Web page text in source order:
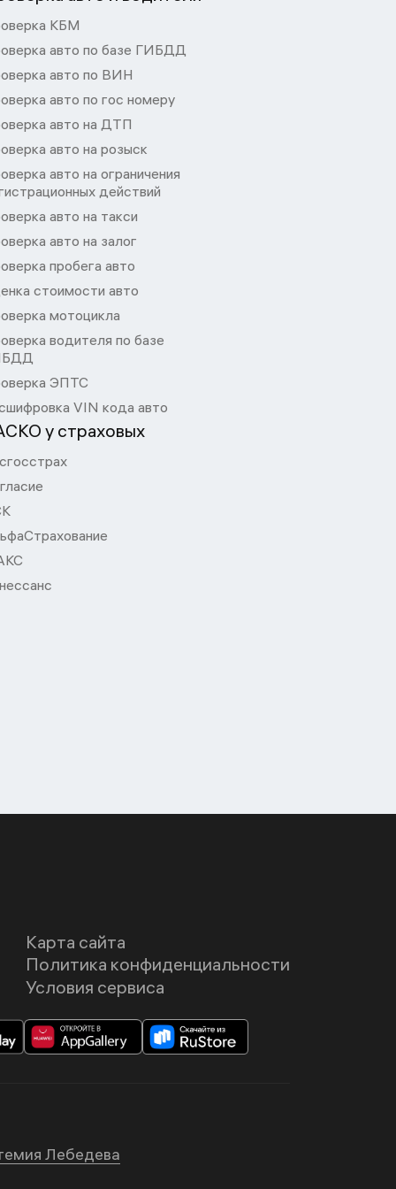
КБМ
авто по базе ГИБДД
авто по ВИН
авто по гос номеру
авто на ДТП
авто на розыск
авто на ограничения
действий
авто на такси
авто на залог
пробега авто
стоимости авто
мотоцикла
водителя по базе
ЭПТС
VIN кода авто
у страховых
Карта сайта
Политика конфиденциальности
Условия сервиса
Лебедева